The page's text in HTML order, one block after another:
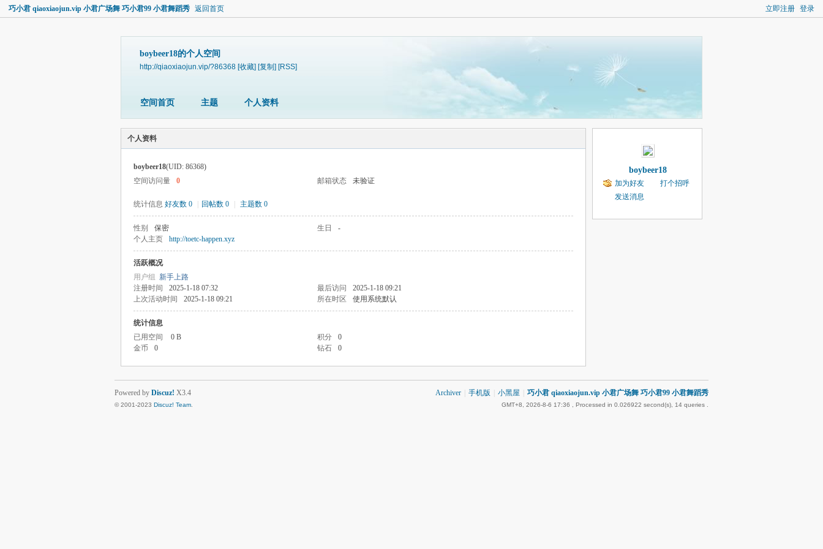
立即注册 登录
巧小君 qiaoxiaojun.vip 小君广场舞 巧小君99 小君舞蹈秀 返回首页
boybeer18的个人空间
http://qiaoxiaojun.vip/?86368 [收藏] [复制] [RSS]
空间首页 主题 个人资料
个人资料
boybeer18(UID: 86368)
空间访问量
0 邮箱状态 未验证
统计信息 好友数 0 回帖数 0 主题数 0
性别 保密 生日
-
个人主页
http://toetc-happen.xyz
活跃概况
用户组 新手上路
注册时间
2025-1-18 07:32 最后访问
2025-1-18 09:21
上次活动时间
2025-1-18 09:21 所在时区 使用系统默认
统计信息
已用空间
0 B 积分
0
金币
0 钻石 0
boybeer18
加为好友
打个招呼
发送消息
Archiver 手机版 小黑屋 巧小君 qiaoxiaojun.vip 小君广场舞 巧小君99 小君舞蹈秀
GMT+8, 2026-8-6 17:36 , Processed in 0.026922 second(s), 14 queries .
Powered by Discuz! X3.4
© 2001-2023 Discuz! Team